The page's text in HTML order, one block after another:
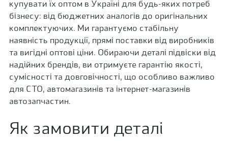
купувати їх оптом в Україні для будь-яких потреб
бізнесу: від бюджетних аналогів до оригінальних
комплектуючих. Ми гарантуємо стабільну
наявність продукції, прямі поставки від виробників
та вигідні оптові ціни. Обираючи деталі підвіски від
надійних брендів, ви отримуєте гарантію якості,
сумісності та довговічності, що особливо важливо
для СТО, автомагазинів та інтернет-магазинів
автозапчастин.
Як замовити деталі